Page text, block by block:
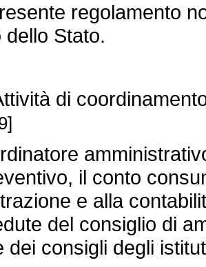
regolamento
dello Stato.
di
il conto
e alla
del consiglio di
dei consigli degli